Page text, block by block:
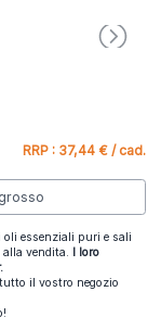
RRP : 37,44 € / cad.
oli essenziali puri e sali
vendita. I loro
il vostro negozio